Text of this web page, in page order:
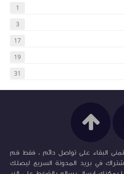
1
3
17
19
31
البقاء على تواصل دائم ، فقط قم
في بريد المدونة السريع ليصلك